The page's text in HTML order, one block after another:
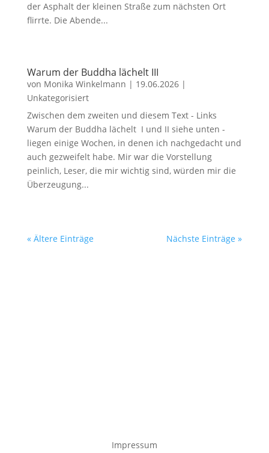
der Asphalt der kleinen Straße zum nächsten Ort
flirrte. Die Abende...
Warum der Buddha lächelt III
von Monika Winkelmann | 19.06.2026|
Unkategorisiert
Zwischen dem zweiten und diesem Text - Links
Warum der Buddha lächelt I und II siehe unten -
liegen einige Wochen, in denen ich nachgedacht und
auch gezweifelt habe. Mir war die Vorstellung
peinlich, Leser, die mir wichtig sind, würden mir die
Überzeugung...
« Ältere Einträge Nächste Einträge »
Impressum